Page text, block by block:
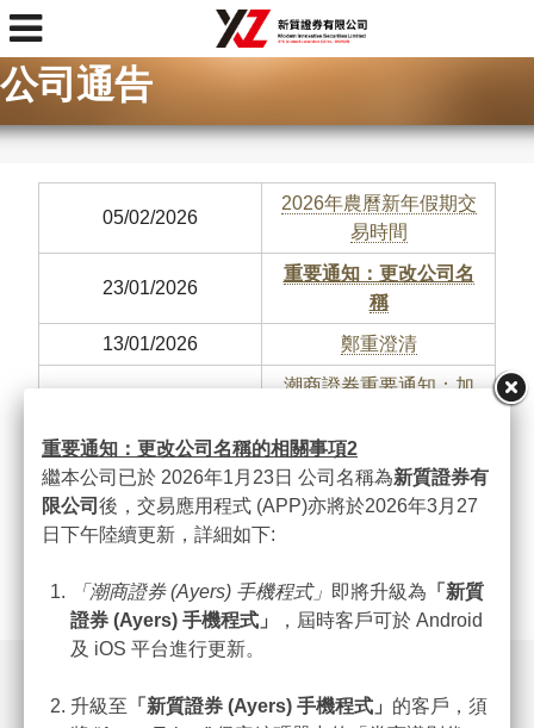
首頁 >
公司通告
05/02/2026
2026年農曆新年假期交
易時間
23/01/2026
重要通知：更改公司名
稱
13/01/2026 鄭重澄清
潮商證券重要通知：加
未授權交易
20/09/2024 惡劣天氣下的交易安排
重要通知：更改公司名稱的相關事項2
繼本公司已於 2026年1月23日 公司名稱為新質證券有
限公司 後，交易應用程式 (APP)亦將於2026年3月27
日下午陸續更新，詳細如下:
「潮商證券(Ayers) 手機程式」 即將升級為 「新質
證券 (Ayers) 手機程式」
，屆時客戶可於 Android
及 iOS 平台進行更新。
升級至 「新質證券 (Ayers) 手機程式」 的客戶，須